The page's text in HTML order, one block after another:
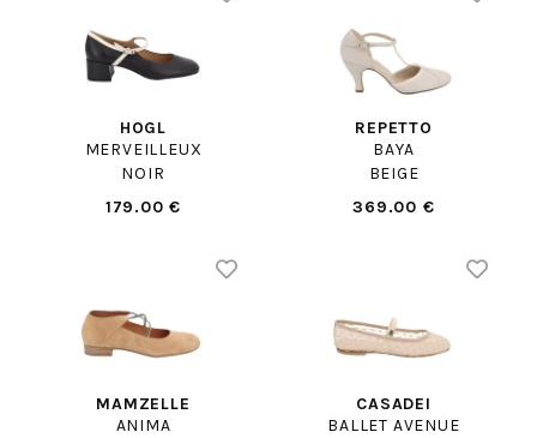
HOGL
MERVEILLEUX
NOIR
179.00 €
REPETTO
BAYA
BEIGE
369.00 €
MAMZELLE
ANIMA
CASADEI
BALLET AVENUE